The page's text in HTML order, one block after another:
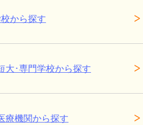
から探す
大･専門学校から探す
療機関から探す